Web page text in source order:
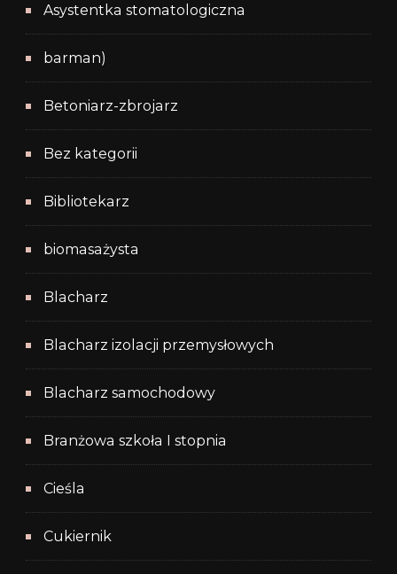
Asystentka stomatologiczna
barman)
Betoniarz-zbrojarz
Bez kategorii
Bibliotekarz
biomasażysta
Blacharz
Blacharz izolacji przemysłowych
Blacharz samochodowy
Branżowa szkoła I stopnia
Cieśla
Cukiernik